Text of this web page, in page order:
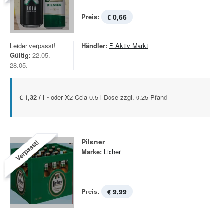
Preis: € 0,66
Leider verpasst!
Gültig: 22.05. -
28.05.
Händler: E Aktiv Markt
€ 1,32 / l - oder X2 Cola 0.5 l Dose zzgl. 0.25 Pfand
Verpasst! Pilsner
Marke: Licher
Preis: € 9,99